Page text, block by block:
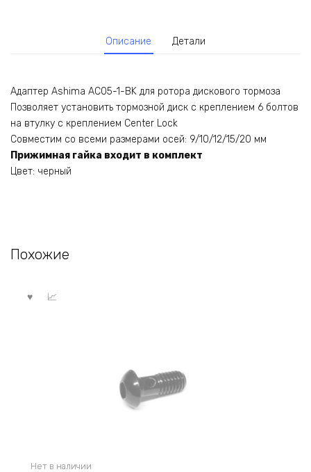
Описание Детали
Адаптер Ashima AC05-1-BK для ротора дискового тормоза
Позволяет установить тормозной диск с креплением 6 болтов
на втулку с креплением Center Lock
Совместим со всеми размерами осей: 9/10/12/15/20 мм
Прижимная гайка входит в комплект
Цвет: черный
Похожие
Нет в наличии